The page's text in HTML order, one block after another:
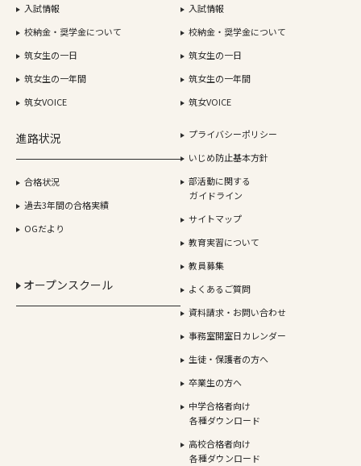
入試情報
校納金・奨学金について
筑女生の一日
筑女生の一年間
筑女VOICE
入試情報
校納金・奨学金について
筑女生の一日
筑女生の一年間
筑女VOICE
進路状況
合格状況
過去3年間の合格実績
OGだより
オープンスクール
プライバシーポリシー
いじめ防止基本方針
部活動に関する
ガイドライン
サイトマップ
教育実習について
教員募集
よくあるご質問
資料請求・お問い合わせ
事務室開室日カレンダー
生徒・保護者の方へ
卒業生の方へ
中学合格者向け
各種ダウンロード
高校合格者向け
各種ダウンロード